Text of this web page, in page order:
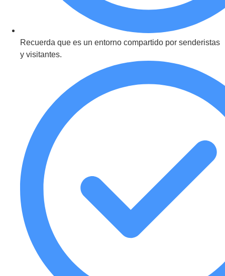
Recuerda que es un entorno compartido por senderistas
y visitantes.